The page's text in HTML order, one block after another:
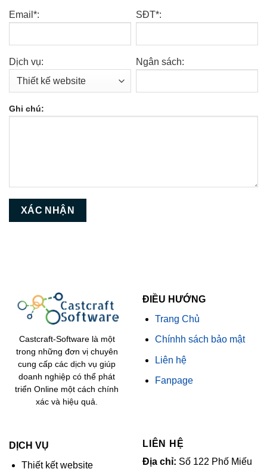
Email*: SĐT*:
Dịch vụ: Ngân sách:
Ghi chú:
Castcraft-Software là một
trong những đơn vị chuyên
cung cấp các dịch vụ giúp
doanh nghiệp có thể phát
triển Online một cách chính
xác và hiệu quả.
ĐIỀU HƯỚNG
Trang Chủ
Chínhh sách bảo mật
Liên hệ
Fanpage
DỊCH VỤ
Thiết kết website
LIÊN HỆ
Địa chỉ: Số 122 Phố Miếu